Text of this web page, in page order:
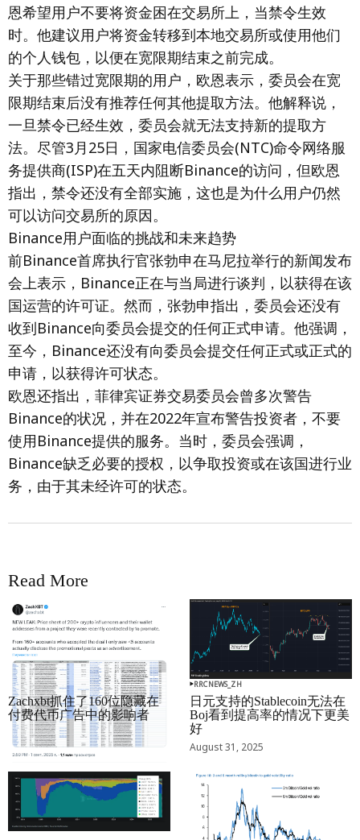
恩希望用户不要将资金困在交易所上，当禁令生效
时。他建议用户将资金转移到本地交易所或使用他们
的个人钱包，以便在宽限期结束之前完成。
关于那些错过宽限期的用户，欧恩表示，委员会在宽
限期结束后没有推荐任何其他提取方法。他解释说，
一旦禁令已经生效，委员会就无法支持新的提取方
法。尽管3月25日，国家电信委员会(NTC)命令网络服
务提供商(ISP)在五天内阻断Binance的访问，但欧恩
指出，禁令还没有全部实施，这也是为什么用户仍然
可以访问交易所的原因。
Binance用户面临的挑战和未来趋势
前Binance首席执行官张勃申在马尼拉举行的新闻发布
会上表示，Binance正在与当局进行谈判，以获得在该
国运营的许可证。然而，张勃申指出，委员会还没有
收到Binance向委员会提交的任何正式申请。他强调，
至今，Binance还没有向委员会提交任何正式或正式的
申请，以获得许可状态。
欧恩还指出，菲律宾证券交易委员会曾多次警告
Binance的状况，并在2022年宣布警告投资者，不要
使用Binance提供的服务。当时，委员会强调，
Binance缺乏必要的授权，以争取投资或在该国进行业
务，由于其未经许可的状态。
Read More
RRCNEWS_ZH
Zachxbt抓住了160位隐藏在
付费代币广告中的影响者
September 01, 2025
RRCNEWS_ZH
日元支持的Stablecoin无法在
Boj看到提高率的情况下更美
好
August 31, 2025